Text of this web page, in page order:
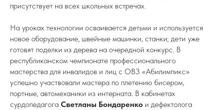
присутствует на всех школьных встречах.
На уроках технологии осваивается детьми и используется
новое оборудование, швейные машинки, станки; дети уже
готовят поделки из дерева на очередной конкурс. В
республиканском чемпионате профессионального
мастерства для инвалидов и лиц с ОВЗ «Абилимпикс»
успешно участвовали мастера по плетению бисером,
портные, автомеханики из интерната. В кабинетах
сурдопедагога Светланы Бондаренко и дефектолога